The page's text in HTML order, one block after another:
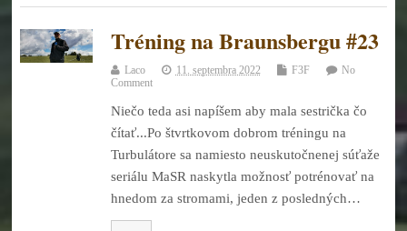
Tréning na Braunsbergu #23
Laco 11. septembra 2022 F3F
No
Comment
Niečo teda asi napíšem aby mala sestrička čo
čítať...Po štvrtkovom dobrom tréningu na
Turbulátore sa namiesto neuskutočnenej súťaže
seriálu MaSR naskytla možnosť potrénovať na
hnedom za stromami, jeden z posledných…